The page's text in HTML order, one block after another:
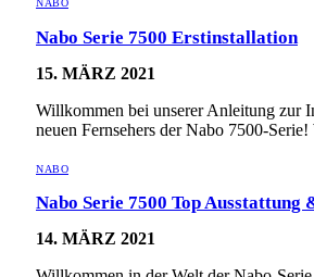
NABO
Nabo Serie 7500 Erstinstallation
15. MÄRZ 2021
Willkommen bei unserer Anleitung zur
neuen Fernsehers der Nabo 7500-
NABO
Nabo Serie 7500 Top Ausstattung
14. MÄRZ 2021